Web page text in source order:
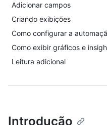
Adicionar campos
Criando exibições
Como configurar a
Como exibir gráficos e
Leitura adicional
Introdução